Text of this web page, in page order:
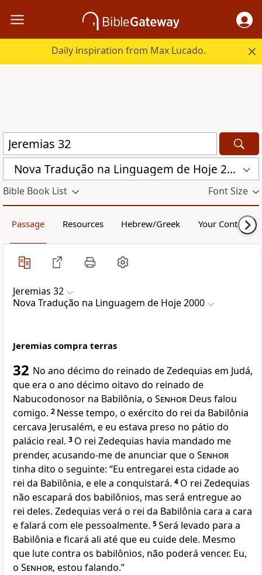
Daily inspiration from Max Lucado.
Nova Traduҫão na Linguagem de Hoje 2000 (NTLH)
Bible Book List Font Size
Passage Resources Hebrew/Greek Your Content
Jeremias 32
Nova Traduҫão na Linguagem de Hoje 2000
Jeremias compra terras
32 No ano décimo do reinado de Zedequias em Judá,
que era o ano décimo oitavo do reinado de
Nabucodonosor na Babilônia, o Senhor Deus falou
comigo. 2 Nesse tempo, o exército do rei da Babilônia
cercava Jerusalém, e eu estava preso no pátio do
palácio real. 3 O rei Zedequias havia mandado me
prender, acusando-me de anunciar que o Senhor
tinha dito o seguinte: “Eu entregarei esta cidade ao
rei da Babilônia, e ele a conquistará. 4 O rei Zedequias
não escapará dos babilônios, mas será entregue ao
rei deles. Zedequias verá o rei da Babilônia cara a cara
e falará com ele pessoalmente. 5Será levado para a
Babilônia e ficará ali até que eu cuide dele. Mesmo
que lute contra os babilônios, não poderá vencer. Eu,
o Senhor, estou falando.”